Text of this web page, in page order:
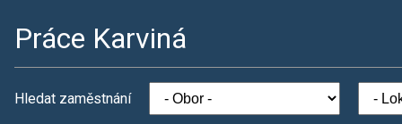
Práce Karviná
Hledat zaměstnání